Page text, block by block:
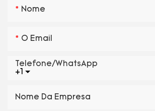
Nome
O Email
+1
Telefone/WhatsApp
Nome Da Empresa